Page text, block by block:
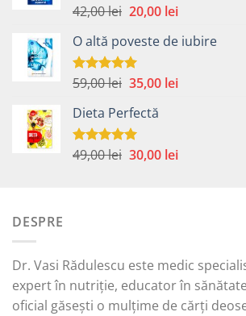
Evaluat la
42,00lei Prețul
a
fost:
42,00 lei.
20,00 leiPrețul
este:
O altă poveste de iubire
Evaluat la
59,00lei Prețul
a
fost:
59,00 lei.
35,00 leiPrețul
Dieta Perfectă
Evaluat la
49,00lei Prețul
30,00 leiPrețul
DESPRE
Dr. Vasi Rădulescu este medic
expert în nutriție, educator în
oficial găsești o mulțime de cărți